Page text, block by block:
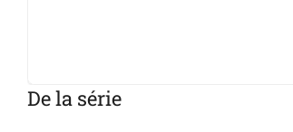
De la série